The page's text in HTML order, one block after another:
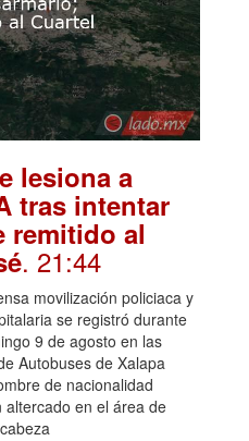
lesiona a
tras intentar
remitido al
. 21:44
movilización policiaca y
se registró durante
9 de agosto en las
Autobuses de Xalapa
de nacionalidad
en el área de